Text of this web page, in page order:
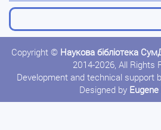
Copyright © Наукова бібліотека
2014-2026, All Rights
Development and technical support
Designed by